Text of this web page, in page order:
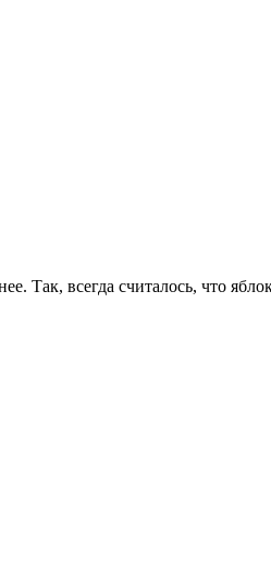
Так, всегда считалось, что